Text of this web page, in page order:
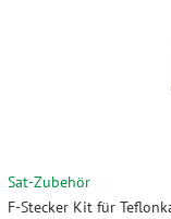
Sat-Zubehör
F-Stecker Kit für